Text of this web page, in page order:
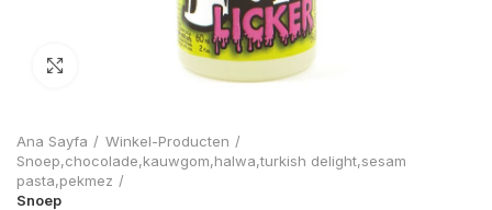
Click to enlarge
Ana Sayfa
Winkel-Producten
Snoep,chocolade,kauwgom,halwa,turkish delight,sesam
pasta,pekmez
Snoep